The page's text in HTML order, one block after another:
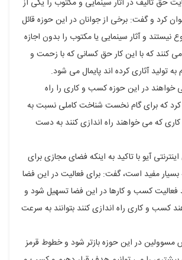
حق تالیف در آثار سینمایی و مکتوب را یکی از
کرد و گفت: برخی از جوانان در این حوزه قائل
نیستند و آثار سینمایی یا مکتوب را بدون اجازه
می کنند که با این کار حق کسانی که با زحمت و
تولید آثاری کرده اند پایمال می شود.
در این حوزه کسب و کاری را راه
کرد که برای گام نخست شناخت کاملی نسبت به
که می خواهند راه اندازی کنند به دست
آیو با تاکید به اینکه فضای مجازی برای
مفید است، گفت: برای فعالیت در این فضا
فعالیت کسب و کارها در این فضا تسهیل شود و
کسب و کاری راه اندازی کنند بتوانند به سرعت
مسوولین در این حوزه بازتر شود و خطوط قرمز